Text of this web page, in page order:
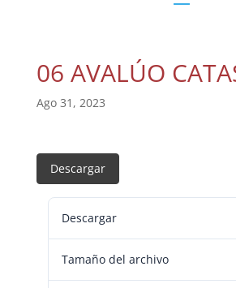
06 AVALÚO
Ago 31, 2023
Descargar
Descargar
Tamaño del archivo